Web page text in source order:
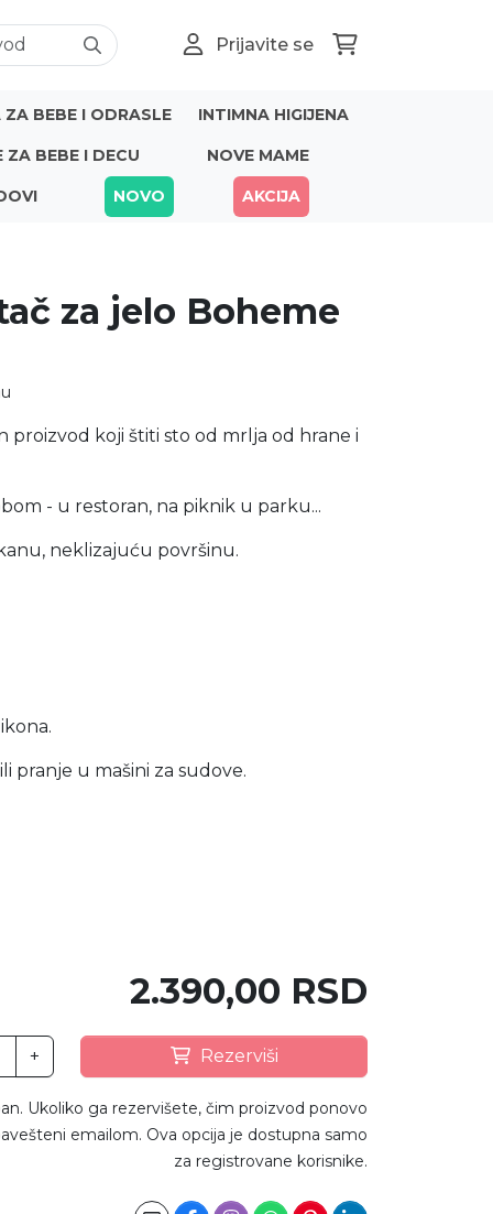
Prijavite se
BEBE I ODRASLE INTIMNA HIGIJENA
ZA BEBE I DECU NOVE MAME
NOVO AKCIJA
za jelo Boheme
proizvod koji štiti sto od mrlja od hrane i
- u restoran, na piknik u parku...
neklizajuću površinu.
pranje u mašini za sudove.
2.390,00 RSD
+ Rezerviši
Ukoliko ga rezervišete, čim proizvod ponovo
emailom. Ova opcija je dostupna samo
za registrovane korisnike.